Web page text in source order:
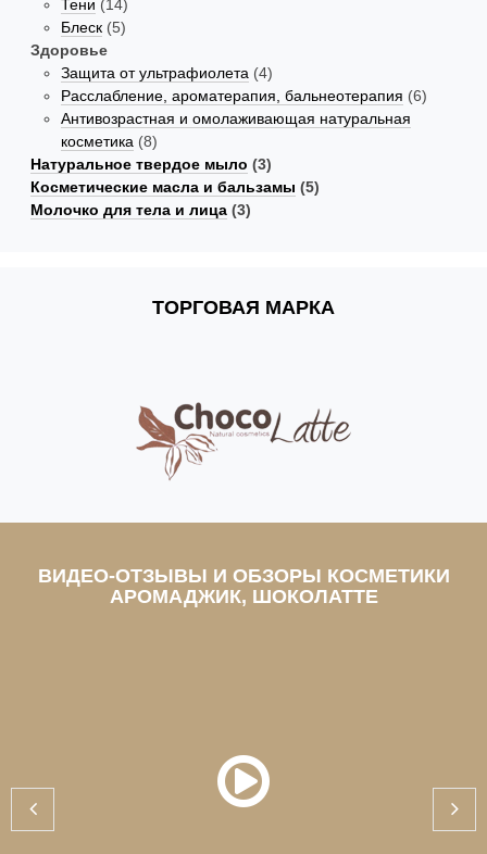
Тени (14)
Блеск (5)
Здоровье
Защита от ультрафиолета (4)
Расслабление, ароматерапия, бальнеотерапия (6)
Антивозрастная и омолаживающая натуральная
косметика (8)
Натуральное твердое мыло (3)
Косметические масла и бальзамы (5)
Молочко для тела и лица (3)
ТОРГОВАЯ МАРКА
ВИДЕО-ОТЗЫВЫ И ОБЗОРЫ КОСМЕТИКИ
АРОМАДЖИК, ШОКОЛАТТЕ